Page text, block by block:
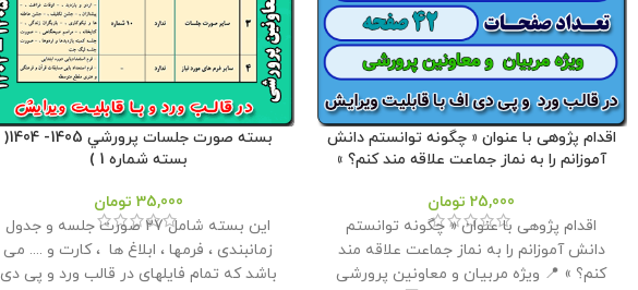
اقدام پژوهی با عنوان « چگونه توانستم دانش
آموزانم را به نماز جماعت علاقه مند کنم؟ »
25,000 تومان
اقدام پژوهی با عنوان « چگونه توانستم
دانش آموزانم را به نماز جماعت علاقه مند
کنم؟ » 📍 ویژه مربیان و معاونین پرورشی
بسته صورت جلسات پرورشي 1405- 1404(
بسته شماره 1 )
35,000 تومان
این بسته شامل 27 صورت جلسه و جدول
زمانبندی ، فرمها ، ابلاغ ها ، کارت و .... می
باشد که تمام فایلهای در قالب ورد و پی دی